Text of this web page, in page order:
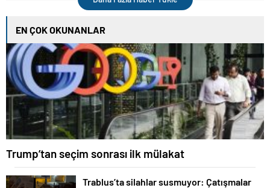
EN ÇOK OKUNANLAR
Trump’tan seçim sonrası ilk mülakat
Trablus’ta silahlar susmuyor: Çatışmalar